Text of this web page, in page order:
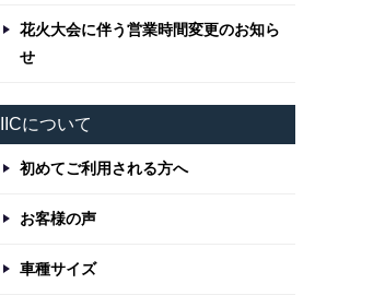
花火大会に伴う営業時間変更のお知ら
せ
IICについて
初めてご利用される方へ
お客様の声
車種サイズ